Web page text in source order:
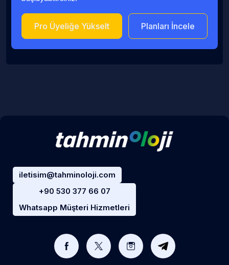
Pro Üyeliğe Yükselt Planları İncele
iletisim@tahminoloji.com
+90 530 377 66 07
Whatsapp Müşteri Hizmetleri